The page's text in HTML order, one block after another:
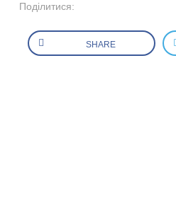
Поділитися:
SHARE